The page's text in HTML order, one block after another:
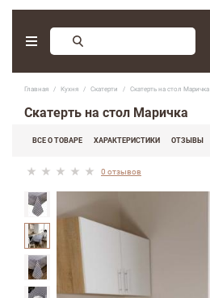
Главная Кухня Скатерти Скатерть на стол Маричка
Скатерть на стол Маричка
ВСЕ О ТОВАРЕ ХАРАКТЕРИСТИКИ ОТЗЫВЫ
0 отзывов
Заказ обратного звонка
(097) 416-90-33
(066) 339-07-15